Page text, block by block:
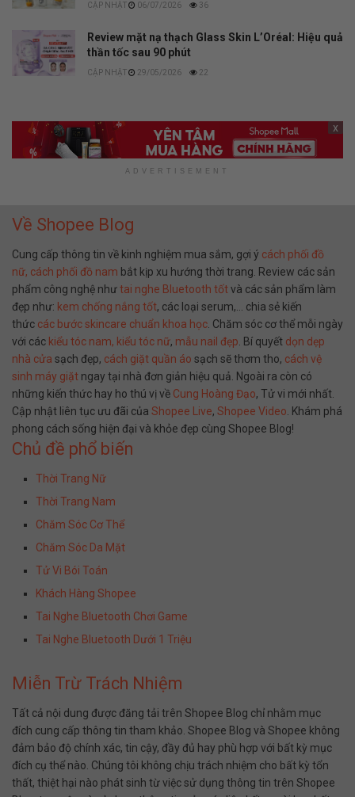
06/07/2026 36
Review mặt nạ thạch Glass Skin L’Oréal: Hiệu quả
thần tốc sau 90 phút
29/05/2026 22
x
ADVERTISEMENT
Về Shopee Blog
Cung cấp thông tin về kinh nghiệm mua sắm, gợi ý cách phối đồ
nữ, cách phối đồ nam bắt kịp xu hướng thời trang. Review các sản
phẩm công nghệ nhưtai nghe Bluetooth tốtvà các sản phẩm làm
đẹp như: kem chống nắng tốt, các loại serum,… chia sẻ kiến
thức các bước skincare chuẩn khoa học . Chăm sóc cơ thể mỗi ngày
với các kiểu tóc nam, kiểu tóc nữ, mẫu nail đẹp . Bí quyết dọn dẹp
nhà cửa sạch đẹp, cách giặt quần áo sạch sẽ thơm tho, cách vệ
sinh máy giặt ngay tại nhà đơn giản hiệu quả. Ngoài ra còn có
những kiến thức hay ho thú vị về Cung Hoàng Đạo, Tử vi mới nhất.
Cập nhật liên tục ưu đãi của Shopee Live, Shopee Video . Khám phá
phong cách sống hiện đại và khỏe đẹp cùng Shopee Blog!
Chủ đề phổ biến
Thời Trang Nữ
Thời Trang Nam
Chăm Sóc Cơ Thể
Chăm Sóc Da Mặt
Tử Vi Bói Toán
Khách Hàng Shopee
Tai Nghe Bluetooth Chơi Game
Tai Nghe Bluetooth Dưới 1 Triệu
Miễn Trừ Trách Nhiệm
Tất cả nội dung được đăng tải trên Shopee Blog chỉ nhằm mục
đích cung cấp thông tin tham khảo. Shopee Blog và Shopee không
đảm bảo độ chính xác, tin cậy, đầy đủ hay phù hợp với bất kỳ mục
đích cụ thể nào. Chúng tôi không chịu trách nhiệm cho bất kỳ tổn
thất, thiệt hại nào phát sinh từ việc sử dụng thông tin trên Shopee